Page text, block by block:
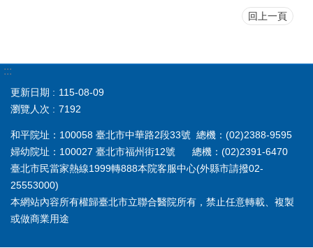
回上一頁
:::
更新日期
115-08-09
瀏覽人次
7192
和平院址：100058 臺北市中華路2段33號 總機：(02)2388-9595
婦幼院址：100027 臺北市福州街12號 總機：(02)2391-6470
臺北市民當家熱線1999轉888本院客服中心(外縣市請撥02-
25553000)
本網站內容所有權歸臺北市立聯合醫院所有，禁止任意轉載、複製
或做商業用途